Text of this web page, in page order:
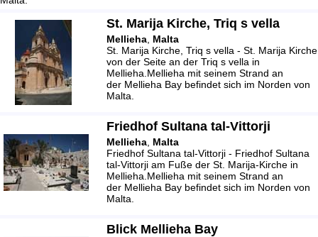
St. Marija Kirche, Triq s vella
Mellieha Malta
St. Marija Kirche, Triq s vella - St. Marija Kirche
von der Seite an der Triq s vella in
Mellieha.Mellieha mit seinem Strand an
der Mellieha Bay befindet sich im Norden von
Malta.
Friedhof Sultana tal-Vittorji
Mellieha Malta
Friedhof Sultana tal-Vittorji - Friedhof Sultana
tal-Vittorji am Fuße der St. Marija-Kirche in
Mellieha.Mellieha mit seinem Strand an
der Mellieha Bay befindet sich im Norden von
Malta.
Blick Mellieha Bay